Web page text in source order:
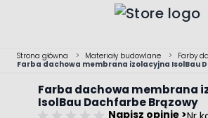
Strona główna > Materiały budowlane > Farby
Farba dachowa membrana izolacyjna IsolBau
Farba dachowa membrana
IsolBau Dachfarbe Brązowy
Napisz opinię >